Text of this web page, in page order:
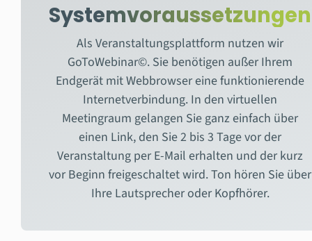
Systemvoraussetzungen
Als Veranstaltungsplattform nutzen wir
GoToWebinar©. Sie benötigen außer Ihrem
Endgerät mit Webbrowser eine funktionierende
Internetverbindung. In den virtuellen
Meetingraum gelangen Sie ganz einfach über
einen Link, den Sie 2 bis 3 Tage vor der
Veranstaltung per E-Mail erhalten und der kurz
vor Beginn freigeschaltet wird. Ton hören Sie über
Ihre Lautsprecher oder Kopfhörer.